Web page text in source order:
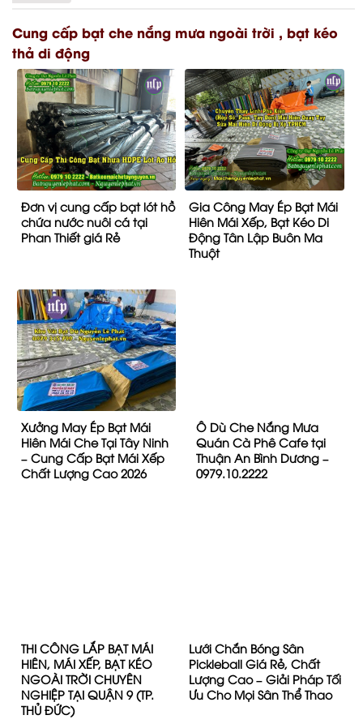
Cung cấp bạt che nắng mưa ngoài trời , bạt kéo
thả di động
Đơn vị cung cấp bạt lót hồ
chứa nước nuôi cá tại
Phan Thiết giá Rẻ
Gia Công May Ép Bạt Mái
Hiên Mái Xếp, Bạt Kéo Di
Động Tân Lập Buôn Ma
Thuột
Xưởng May Ép Bạt Mái
Hiên Mái Che Tại Tây Ninh
– Cung Cấp Bạt Mái Xếp
Chất Lượng Cao 2026
Ô Dù Che Nắng Mưa
Quán Cà Phê Cafe tại
Thuận An Bình Dương –
0979.10.2222
THI CÔNG LẮP BẠT MÁI
HIÊN, MÁI XẾP, BẠT KÉO
NGOÀI TRỜI CHUYÊN
NGHIỆP TẠI QUẬN 9 (TP.
THỦ ĐỨC)
Lưới Chắn Bóng Sân
Pickleball Giá Rẻ, Chất
Lượng Cao – Giải Pháp Tối
Ưu Cho Mọi Sân Thể Thao